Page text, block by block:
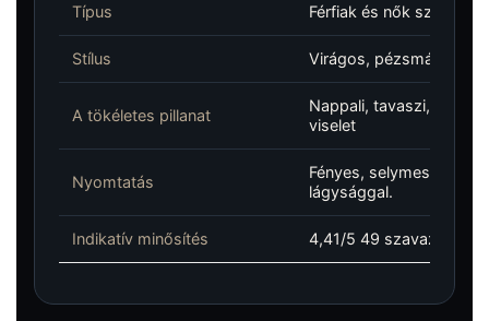
Típus Férfiak és nők számára
Stílus Virágos, pézsmás,
A tökéletes pillanat
Nappali, tavaszi, nyári,
viselet
Nyomtatás
Fényes, selymes,
lágysággal.
Indikatív minősítés 4,41/5 49 szavazat